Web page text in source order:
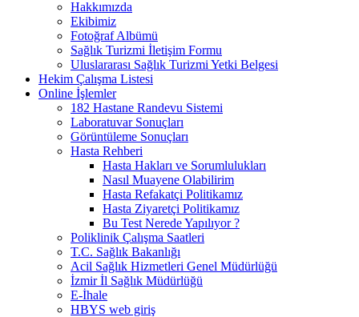
Hakkımızda
Ekibimiz
Fotoğraf Albümü
Sağlık Turizmi İletişim Formu
Uluslararası Sağlık Turizmi Yetki Belgesi
Hekim Çalışma Listesi
Online İşlemler
182 Hastane Randevu Sistemi
Laboratuvar Sonuçları
Görüntüleme Sonuçları
Hasta Rehberi
Hasta Hakları ve Sorumlulukları
Nasıl Muayene Olabilirim
Hasta Refakatçi Politikamız
Hasta Ziyaretçi Politikamız
Bu Test Nerede Yapılıyor ?
Poliklinik Çalışma Saatleri
T.C. Sağlık Bakanlığı
Acil Sağlık Hizmetleri Genel Müdürlüğü
İzmir İl Sağlık Müdürlüğü
E-İhale
HBYS web giriş